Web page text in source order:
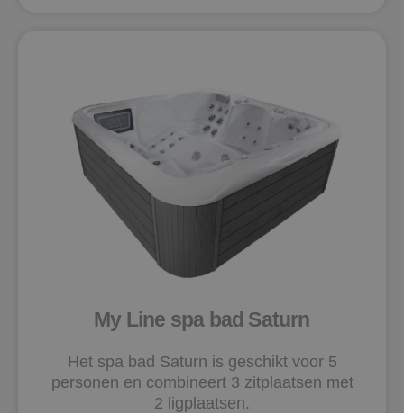
My Line spa bad Saturn
Het spa bad Saturn is geschikt voor 5
personen en combineert 3 zitplaatsen met
2 ligplaatsen.